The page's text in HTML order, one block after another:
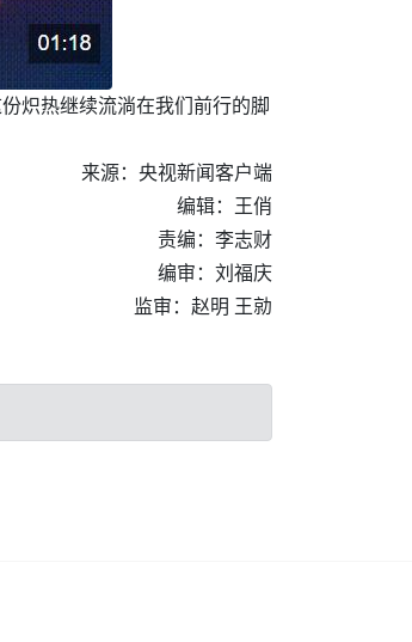
炽热继续流淌在我们前行的脚
来源：央视新闻客户端
编辑：王俏
责编：李志财
编审：刘福庆
监审：赵明 王勍